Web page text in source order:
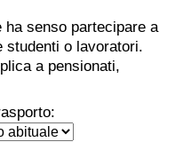
senso partecipare a
studenti o lavoratori.
a pensionati,
(Corrente)